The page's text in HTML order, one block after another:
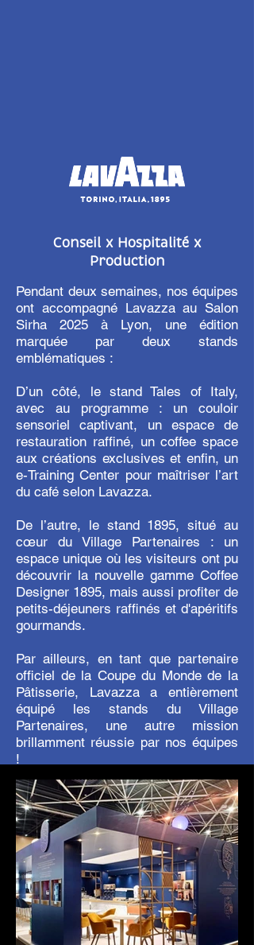
Conseil x Hospitalité x
Production
Pendant deux semaines, nos équipes
ont accompagné Lavazza au Salon
Sirha 2025 à Lyon, une édition
marquée par deux stands
emblématiques :
D’un côté, le stand Tales of Italy,
avec au programme : un couloir
sensoriel captivant, un espace de
restauration raffiné, un coffee space
aux créations exclusives et enfin, un
e-Training Center pour maîtriser l’art
du café selon Lavazza.
De l’autre, le stand 1895, situé au
cœur du Village Partenaires : un
espace unique où les visiteurs ont pu
découvrir la nouvelle gamme Coffee
Designer 1895, mais aussi profiter de
petits-déjeuners raffinés et d'apéritifs
gourmands.
Par ailleurs, en tant que partenaire
officiel de la Coupe du Monde de la
Pâtisserie, Lavazza a entièrement
équipé les stands du Village
Partenaires, une autre mission
brillamment réussie par nos équipes
!